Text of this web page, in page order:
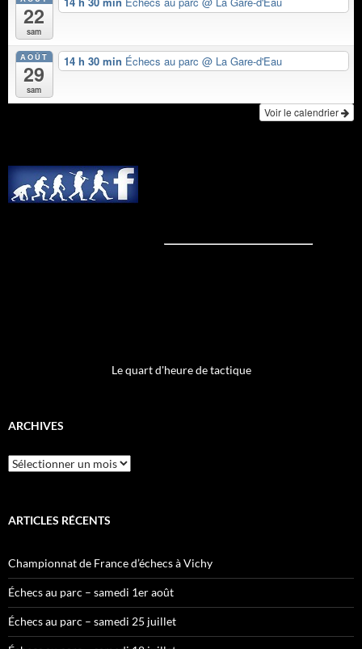
22
sam
AOÛT
29
sam
14 h 30 min Échecs au parc @ La Gare-d'Eau
Voir le calendrier
Le quart d'heure de tactique
ARCHIVES
Archives
ARTICLES RÉCENTS
Championnat de France d’échecs à Vichy
Échecs au parc – samedi 1er août
Échecs au parc – samedi 25 juillet